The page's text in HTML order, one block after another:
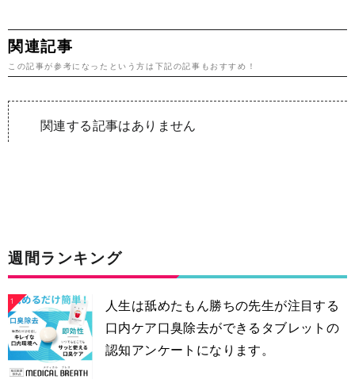
関連記事
この記事が参考になったという方は下記の記事もおすすめ！
関連する記事はありません
週間ランキング
1
人生は舐めたもん勝ちの先生が注目する
口内ケア口臭除去ができるタブレットの
認知アンケートになります。